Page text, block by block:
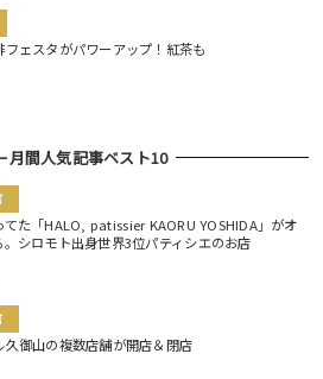
フェスタがパワーアップ！紅茶も
月間人気記事ベスト10
てた「HALO, patissier KAORU YOSHIDA」がオ
。シロモト出身世界3位パティシエのお店
久御山の複数店舗が開店＆閉店